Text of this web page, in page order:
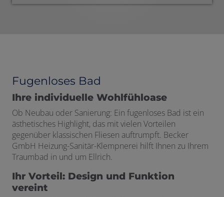
Fugenloses Bad
Ihre individuelle Wohlfühloase
Ob Neubau oder Sanierung: Ein fugenloses Bad ist ein
ästhetisches Highlight, das mit vielen Vorteilen
gegenüber klassischen Fliesen auftrumpft. Becker
GmbH Heizung-Sanitär-Klempnerei hilft Ihnen zu Ihrem
Traumbad in und um Ellrich.
Ihr Vorteil: Design und Funktion
vereint